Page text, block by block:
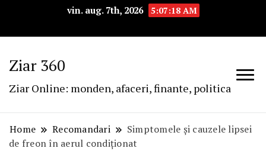
vin. aug. 7th, 2026 5:07:19 AM
Ziar 360
Ziar Online: monden, afaceri, finante, politica
Home Recomandari
Simptomele și cauzele lipsei
de freon în aerul condiționat